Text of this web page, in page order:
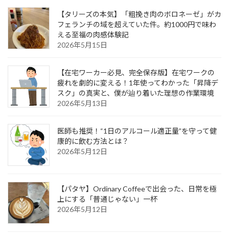
【タリーズの本気】「粗挽き肉のボロネーゼ」がカ
フェランチの域を超えていた件。約1000円で味わ
える至福の肉感体験記
2026年5月15日
【在宅ワーカー必見、完全保存版】在宅ワークの
疲れを劇的に変える！1年使ってわかった「昇降デ
スク」の真実と、僕が辿り着いた理想の作業環境
2026年5月13日
医師も推奨！“1日のアルコール適正量”を守って健
康的に飲む方法とは？
2026年5月12日
【パタヤ】Ordinary Coffeeで出会った、日常を極
上にする「普通じゃない」一杯
2026年5月12日